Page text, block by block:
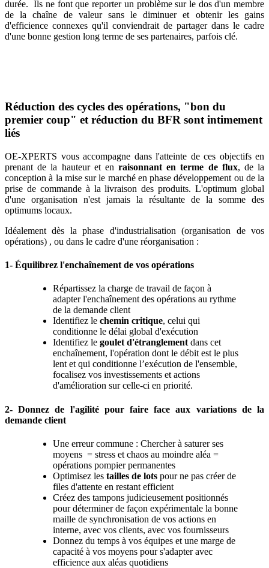
durée. Ils ne font que reporter un problème sur le dos d'un membre
de la chaîne de valeur sans le diminuer et obtenir les gains
d'efficience connexes qu'il conviendrait de partager dans le cadre
d'une bonne gestion long terme de ses partenaires, parfois clé.
Réduction des cycles des opérations, "bon du
premier coup" et réduction du BFR sont intimement
liés
OE-XPERTS vous accompagne dans l'atteinte de ces objectifs en
prenant de la hauteur et en raisonnant en terme de flux, de la
conception à la mise sur le marché en phase développement ou de la
prise de commande à la livraison des produits. L'optimum global
d'une organisation n'est jamais la résultante de la somme des
optimums locaux.
Idéalement dès la phase d'industrialisation (organisation de vos
opérations) , ou dans le cadre d'une réorganisation :
1- Équilibrez l'enchaînement de vos opérations
Répartissez la charge de travail de façon à
adapter l'enchaînement des opérations au rythme
de la demande client
Identifiez le chemin critique, celui qui
conditionne le délai global d'exécution
Identifiez le goulet d'étranglement dans cet
enchaînement, l'opération dont le débit est le plus
lent et qui conditionne l’exécution de l'ensemble,
focalisez vos investissements et actions
d'amélioration sur celle-ci en priorité.
2- Donnez de l'agilité pour faire face aux variations de la
demande client
Une erreur commune : Chercher à saturer ses
moyens = stress et chaos au moindre aléa =
opérations pompier permanentes
Optimisez les tailles de lots pour ne pas créer de
files d'attente en restant efficient
Créez des tampons judicieusement positionnés
pour déterminer de façon expérimentale la bonne
maille de synchronisation de vos actions en
interne, avec vos clients, avec vos fournisseurs
Donnez du temps à vos équipes et une marge de
capacité à vos moyens pour s'adapter avec
efficience aux aléas quotidiens